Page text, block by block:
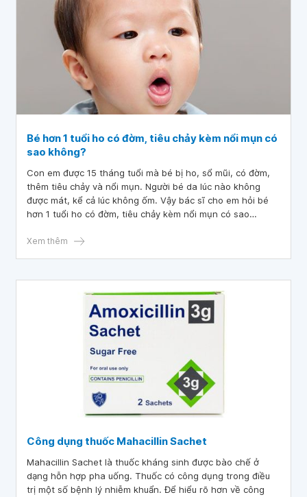
Bé hơn 1 tuổi ho có đờm, tiêu chảy kèm nổi mụn có
sao không?
Con em được 15 tháng tuổi mà bé bị ho, sổ mũi, có đờm,
thêm tiêu chảy và nổi mụn. Người bé da lúc nào không
được mát, kể cả lúc không ốm. Vậy bác sĩ cho em hỏi bé
hơn 1 tuổi ho có đờm, tiêu chảy kèm nổi mụn có sao
Xem thêm
Công dụng thuốc Mahacillin Sachet
Mahacillin Sachet là thuốc kháng sinh được bào chế ở
dạng hỗn hợp pha uống. Thuốc có công dụng trong điều
trị một số bệnh lý nhiễm khuẩn. Để hiểu rõ hơn về công